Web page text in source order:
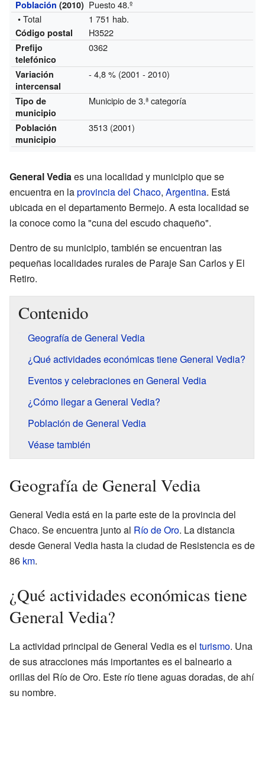
Población (2010) Puesto 48.º
• Total
1 751 hab.
Código postal H3522
Prefijo
telefónico
0362
Variación
intercensal
- 4,8 % (2001 - 2010)
Tipo de
municipio
Municipio de 3.ª categoría
Población
municipio
3513 (2001)
General Vediaes una localidad y municipio que se
encuentra en laprovincia del Chaco, Argentina. Está
ubicada en el departamento Bermejo. A esta localidad se
la conoce como la "cuna del escudo chaqueño".
Dentro de su municipio, también se encuentran las
pequeñas localidades rurales de Paraje San Carlos y El
Retiro.
Contenido
Geografía de General Vedia
¿Qué actividades económicas tiene General Vedia?
Eventos y celebraciones en General Vedia
¿Cómo llegar a General Vedia?
Población de General Vedia
Véase también
Geografía de General Vedia
General Vedia está en la parte este de la provincia del
Chaco. Se encuentra junto al Río de Oro. La distancia
desde General Vedia hasta la ciudad de Resistencia es de
86 km.
¿Qué actividades económicas tiene
General Vedia?
La actividad principal de General Vedia es el turismo. Una
de sus atracciones más importantes es el balneario a
orillas del Río de Oro. Este río tiene aguas doradas, de ahí
su nombre.